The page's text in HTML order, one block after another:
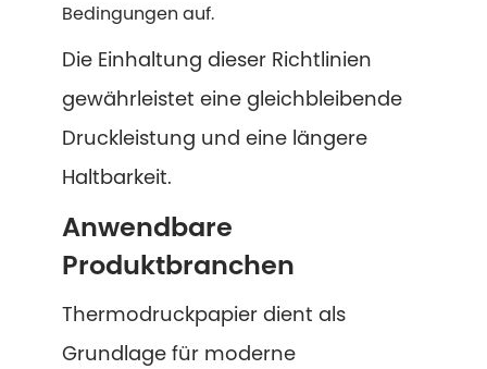
Bedingungen auf.
Die Einhaltung dieser Richtlinien
gewährleistet eine gleichbleibende
Druckleistung und eine längere
Haltbarkeit.
Anwendbare
Produktbranchen
Thermodruckpapier dient als
Grundlage für moderne